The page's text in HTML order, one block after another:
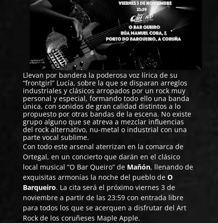
Llevan por bandera la poderosa voz lírica de su
“frontgirl” Lucía, sobre la que se disparan arreglos
industriales y clásicos arropados por un rock muy
personal y especial, formando todo ello una banda
única, con sonidos de gran calidad distintos a lo
propuesto por otras bandas de la escena. No existe
grupo alguno que se atreva a mezclar influencias
del rock alternativo, nu-metal o industrial con una
parte vocal sublime.
Con todo este arsenal aterrizan en la comarca de
Ortegal, en un concierto que darán en el clásico
local musical “O Bar Queiro” de Mañón, llenando de
exquisitas armonías la noche del pueblo deO
Barqueiro. La cita será el próximo viernes 3 de
noviembre a partir de las 23:59 con entrada libre
para todos los que se acerquen a disfrutar del Art
Rock de los coruñeses Maple Apple.